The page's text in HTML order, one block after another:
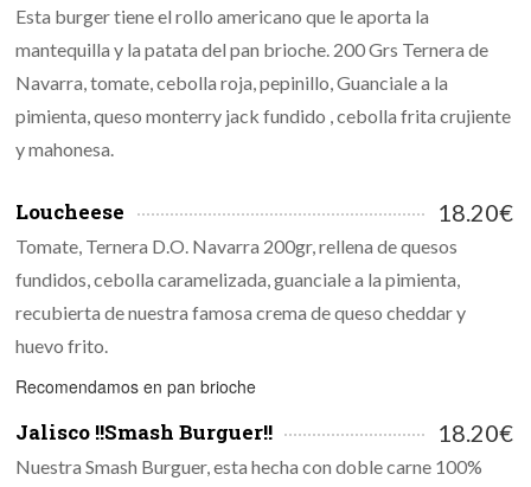
Esta burger tiene el rollo americano que le aporta la
mantequilla y la patata del pan brioche. 200 Grs Ternera de
Navarra, tomate, cebolla roja, pepinillo, Guanciale a la
pimienta, queso monterry jack fundido , cebolla frita crujiente
y mahonesa.
Loucheese 18.20€
Tomate, Ternera D.O. Navarra 200gr, rellena de quesos
fundidos, cebolla caramelizada, guanciale a la pimienta,
recubierta de nuestra famosa crema de queso cheddar y
huevo frito.
Recomendamos en pan brioche
Jalisco !!Smash Burguer!! 18.20€
Nuestra Smash Burguer, esta hecha con doble carne 100%